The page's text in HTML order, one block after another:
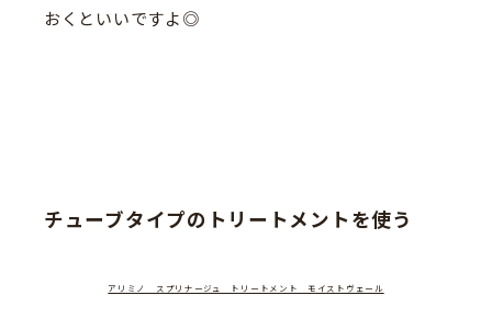
おくといいですよ◎
チューブタイプのトリートメントを使う
アリミノ スプリナージュ トリートメント モイストヴェール